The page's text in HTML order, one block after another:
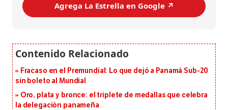
Agrega La Estrella en Google ↗️
Fracaso en el Premundial: Lo que dejó a Panamá Sub-20
sin boleto al Mundial
Oro, plata y bronce: el triplete de medallas que celebra
la delegación panameña